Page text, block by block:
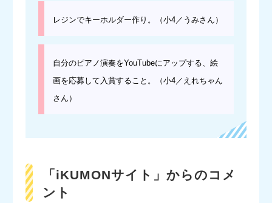
レジンでキーホルダー作り。（小4／うみさん）
自分のピアノ演奏をYouTubeにアップする、絵
画を応募して入賞すること。（小4／えれちゃん
さん）
「iKUMONサイト」からのコメ
ント